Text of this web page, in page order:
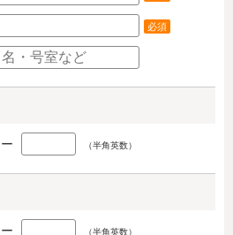
必須
ー （半角英数）
ー （半角英数）